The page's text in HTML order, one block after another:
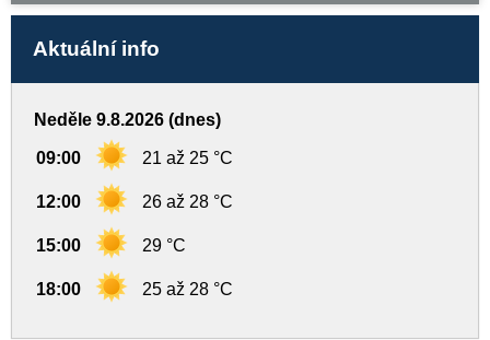
Aktuální info
Neděle 9.8.2026 (dnes)
09:00 21 až 25 °C
12:00 26 až 28 °C
15:00 29 °C
18:00 25 až 28 °C